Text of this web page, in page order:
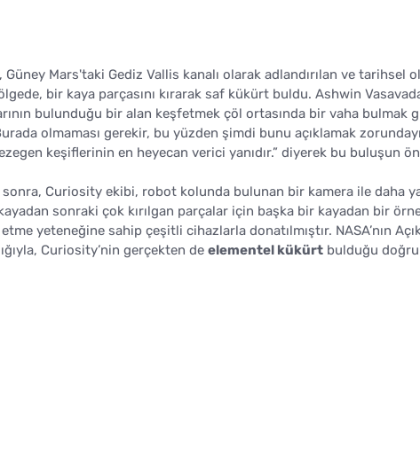
Mars'taki Gediz Vallis kanalı olarak adlandırılan ve tarihsel
bir kaya parçasını kırarak saf kükürt buldu. Ashwin
bulunduğu bir alan keşfetmek çöl ortasında bir vaha bulmak
olmaması gerekir, bu yüzden şimdi bunu açıklamak
keşiflerinin en heyecan verici yanıdır.” diyerek bu buluşun
Curiosity ekibi, robot kolunda bulunan bir kamera ile daha
sonraki çok kırılgan parçalar için başka bir kayadan bir
yeteneğine sahip çeşitli cihazlarla donatılmıştır. NASA’nın
Curiosity’nin gerçekten de elementel kükürt bulduğu